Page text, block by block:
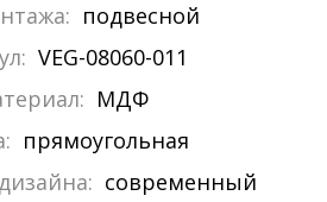
подвесной
VEG-08060-011
МДФ
прямоугольная
современный